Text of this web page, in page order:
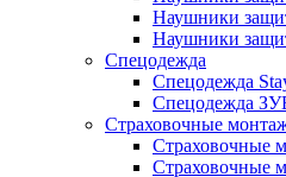
Наушники
Наушники
Спецодежда
Спецодежда
Спецодежда
Страховочные
Страховочные
Страховочные